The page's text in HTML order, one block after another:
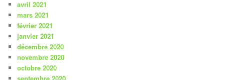
avril 2021
mars 2021
février 2021
janvier 2021
décembre 2020
novembre 2020
octobre 2020